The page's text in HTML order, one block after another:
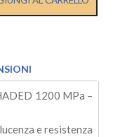
1200 MPa –
e resistenza